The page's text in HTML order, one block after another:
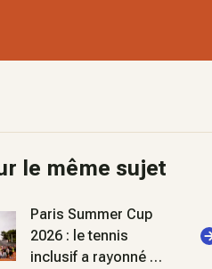
le même sujet
Paris Summer Cup
2026 : le tennis
inclusif a rayonné à